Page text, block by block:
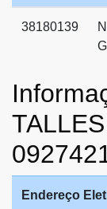
38180139
Endereço